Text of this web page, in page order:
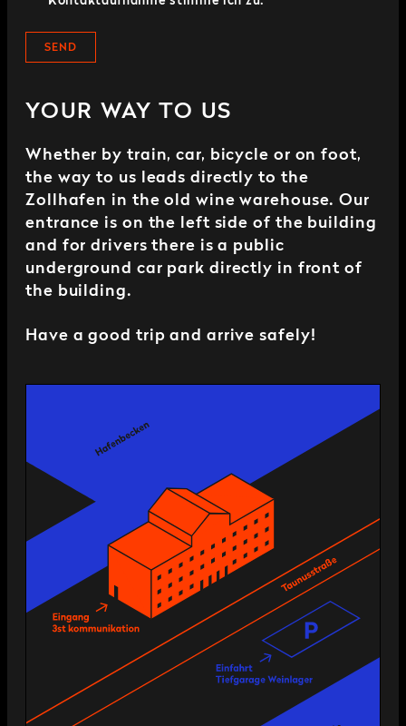
YOUR WAY TO US
Whether by train, car, bicycle or on foot,
the way to us leads directly to the
Zollhafen in the old wine warehouse. Our
entrance is on the left side of the building
and for drivers there is a public
underground car park directly in front of
the building.
Have a good trip and arrive safely!